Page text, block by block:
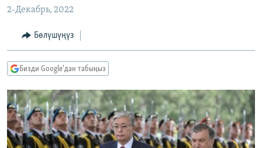
МАДАНИЯТ
ТВ ПРОГРАММАЛАР
БҮГҮН АЗАТТЫКТА
БИЗ ЖАНА ДҮЙНӨ
ДАНИСТЕ
ЭЖЕ-СИҢДИЛЕР
АЗАТТЫК+
ПОДКАСТ
ӨЗГӨЧӨ ПИКИР
ОНЛАЙН ШЕРИНЕ
2-Декабрь, 2022
Бөлүшүңүз
Бизди Google'дан табыңыз